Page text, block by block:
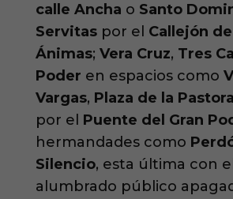
calle Ancha o Santo
Servitaspor el Callejón
Ánimas; Vera Cruz, Tres
Poder en espacios como
Vargas, Plaza de la Pastora
por el Puente del Gran
hermandades como
Silencio, esta última con el
alumbrado público